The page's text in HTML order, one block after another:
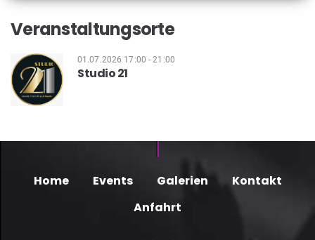
Veranstaltungsorte
01.07.2026 17:00 - 21:00
Studio 21
Home Events Galerien
Kontakt
Anfahrt